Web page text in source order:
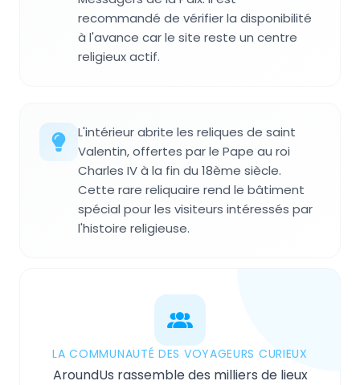
recommandé de vérifier la disponibilité
à l'avance car le site reste un centre
religieux actif.
L'intérieur abrite les reliques de saint
Valentin, offertes par le Pape au roi
Charles IV à la fin du 18ème siècle.
Cette rare reliquaire rend le bâtiment
spécial pour les visiteurs intéressés par
l'histoire religieuse.
LA COMMUNAUTÉ DES VOYAGEURS CURIEUX
AroundUs rassemble des milliers de lieux